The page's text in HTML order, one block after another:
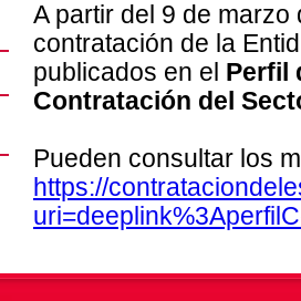
A partir del 9 de
contratación de la
publicados en el Perfil
Contratación del
Pueden consultar los
https://